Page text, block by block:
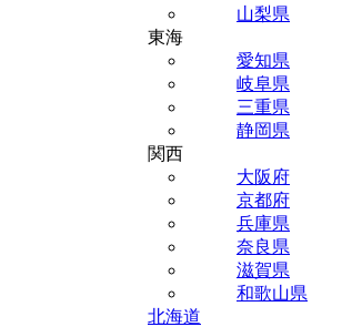
山梨県
東海
愛知県
岐阜県
三重県
静岡県
関西
大阪府
京都府
兵庫県
奈良県
滋賀県
和歌山県
北海道